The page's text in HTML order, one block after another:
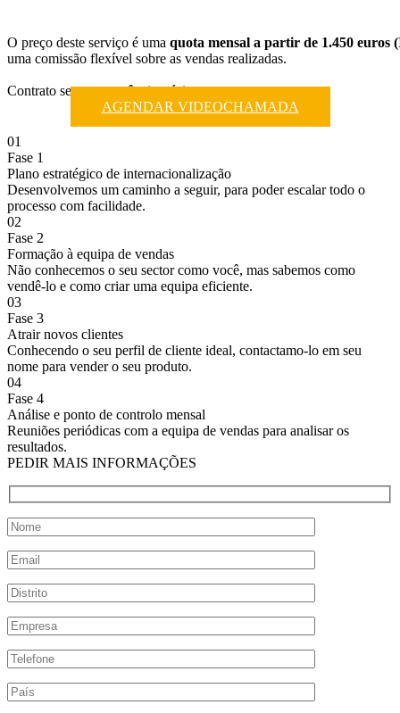
O preço deste serviço é uma quota mensal a partir de 1.450 euros
uma comissão flexível sobre as vendas realizadas.
Contrato sem permanência mínima.
AGENDAR VIDEOCHAMADA
01
Fase 1
Plano estratégico de internacionalização
Desenvolvemos um caminho a seguir, para poder escalar todo o
processo com facilidade.
02
Fase 2
Formação à equipa de vendas
Não conhecemos o seu sector como você, mas sabemos como
vendê-lo e como criar uma equipa eficiente.
03
Fase 3
Atrair novos clientes
Conhecendo o seu perfil de cliente ideal, contactamo-lo em seu
nome para vender o seu produto.
04
Fase 4
Análise e ponto de controlo mensal
Reuniões periódicas com a equipa de vendas para analisar os
resultados.
PEDIR MAIS INFORMAÇÕES